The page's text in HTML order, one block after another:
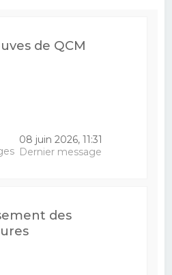
de QCM
08 juin 2026, 11:31
Dernier message
des